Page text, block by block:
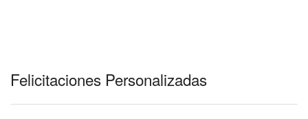
Felicitaciones Personalizadas